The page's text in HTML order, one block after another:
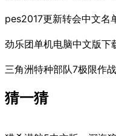
pes2017更新转会中文名
劲乐团单机电脑中文版下
三角洲特种部队7极限作
猜一猜